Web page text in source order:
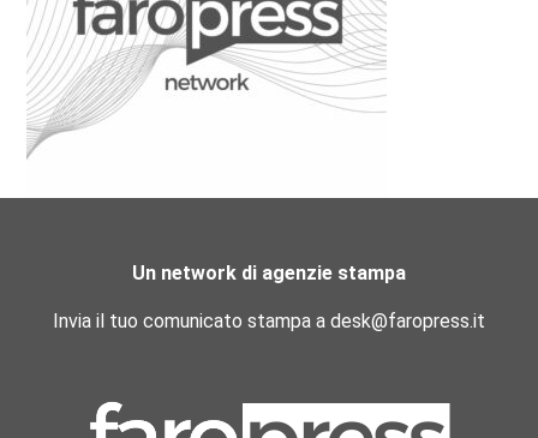
Un network di agenzie stampa
Invia il tuo comunicato stampa a desk@faropress.it